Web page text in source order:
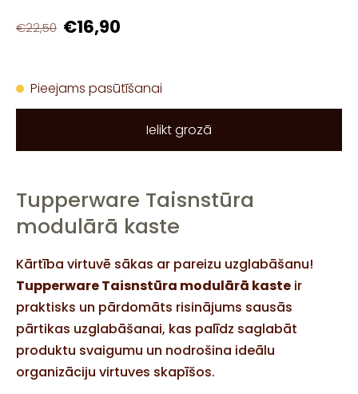
€22,50 €16,90
Pieejams pasūtīšanai
Ielikt grozā
Tupperware Taisnstūra
modulārā kaste
Kārtība virtuvē sākas ar pareizu uzglabāšanu!
Tupperware Taisnstūra modulārā kaste ir
praktisks un pārdomāts risinājums sausās
pārtikas uzglabāšanai, kas palīdz saglabāt
produktu svaigumu un nodrošina ideālu
organizāciju virtuves skapīšos.